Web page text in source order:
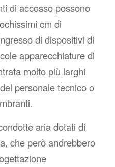
di accesso possono
cm di
di dispositivi di
apparecchiature di
molto più larghi
personale tecnico o
aria dotati di
che però andrebbero